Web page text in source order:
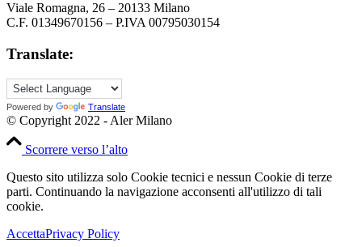
Viale Romagna, 26 – 20133 Milano
C.F. 01349670156 – P.IVA 00795030154
Translate:
Powered by Translate
© Copyright 2022 - Aler Milano
Scorrere verso l’alto
Questo sito utilizza solo Cookie tecnici e nessun Cookie di terze
parti. Continuando la navigazione acconsenti all'utilizzo di tali
cookie.
AccettaPrivacy Policy